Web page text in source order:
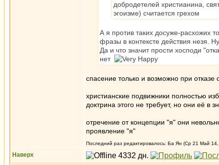
добродетелей христианина,
эгоизме) считается грехом
А я против таких досуже-расхожих
фразы в контексте действия незя.
Да и что значит прости хосподи
нет
спасение только и возможно при отказе
христианские подвижники полностью
доктрина этого не требует, но они её в
отречение от концепции "я" они
проявление "я"
Последний раз редактировалось: Ба Ян (Ср 21 Май 14,
Наверх